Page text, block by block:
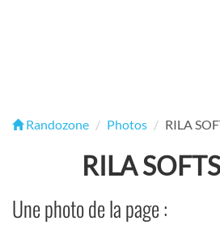
Randozone Photos RILA
RILA
Une photo de la page :